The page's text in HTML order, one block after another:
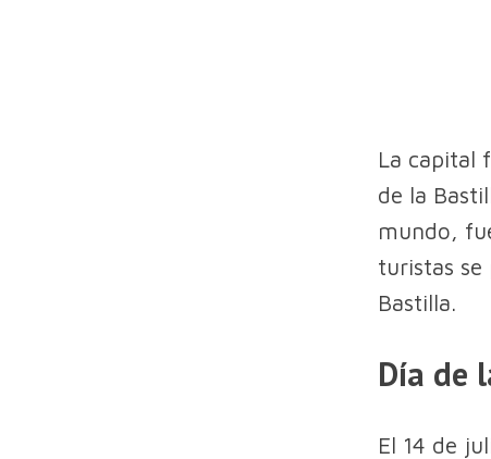
La capital
de la
mundo,
turistas se
Bastilla.
Día de
El 14 de